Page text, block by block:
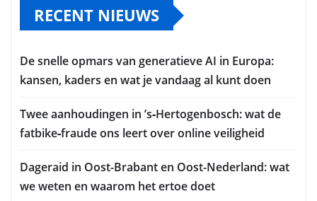
RECENT NIEUWS
De snelle opmars van generatieve AI in Europa:
kansen, kaders en wat je vandaag al kunt doen
Twee aanhoudingen in ’s‑Hertogenbosch: wat de
fatbike‑fraude ons leert over online veiligheid
Dageraid in Oost-Brabant en Oost-Nederland: wat
we weten en waarom het ertoe doet